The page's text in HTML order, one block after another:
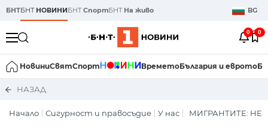
БНТБНТ НОВИНИБНТСпортБНТ На живо BG
0 0
НовиниСвятСпорт ВреметоБългария и еврото
НАЗАД
Начало Сигурност и правосъдие У нас МИГРАНТИТЕ: